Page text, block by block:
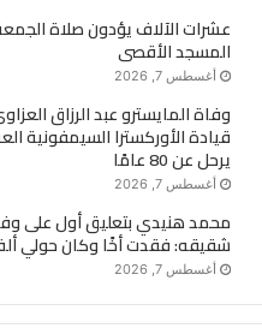
عشرات الآلاف يؤدون صلاة
المسجد الأقصى
أغسطس 7, 2026
وفاة المايسترو عبد الرزاق
قيادة الأوركسترا السيمفونية
يرحل عن 80 عامًا
أغسطس 7, 2026
محمد هنيدي بتعليق أول على
شقيقه: فقدت أخًا وكان حولي
أغسطس 7, 2026